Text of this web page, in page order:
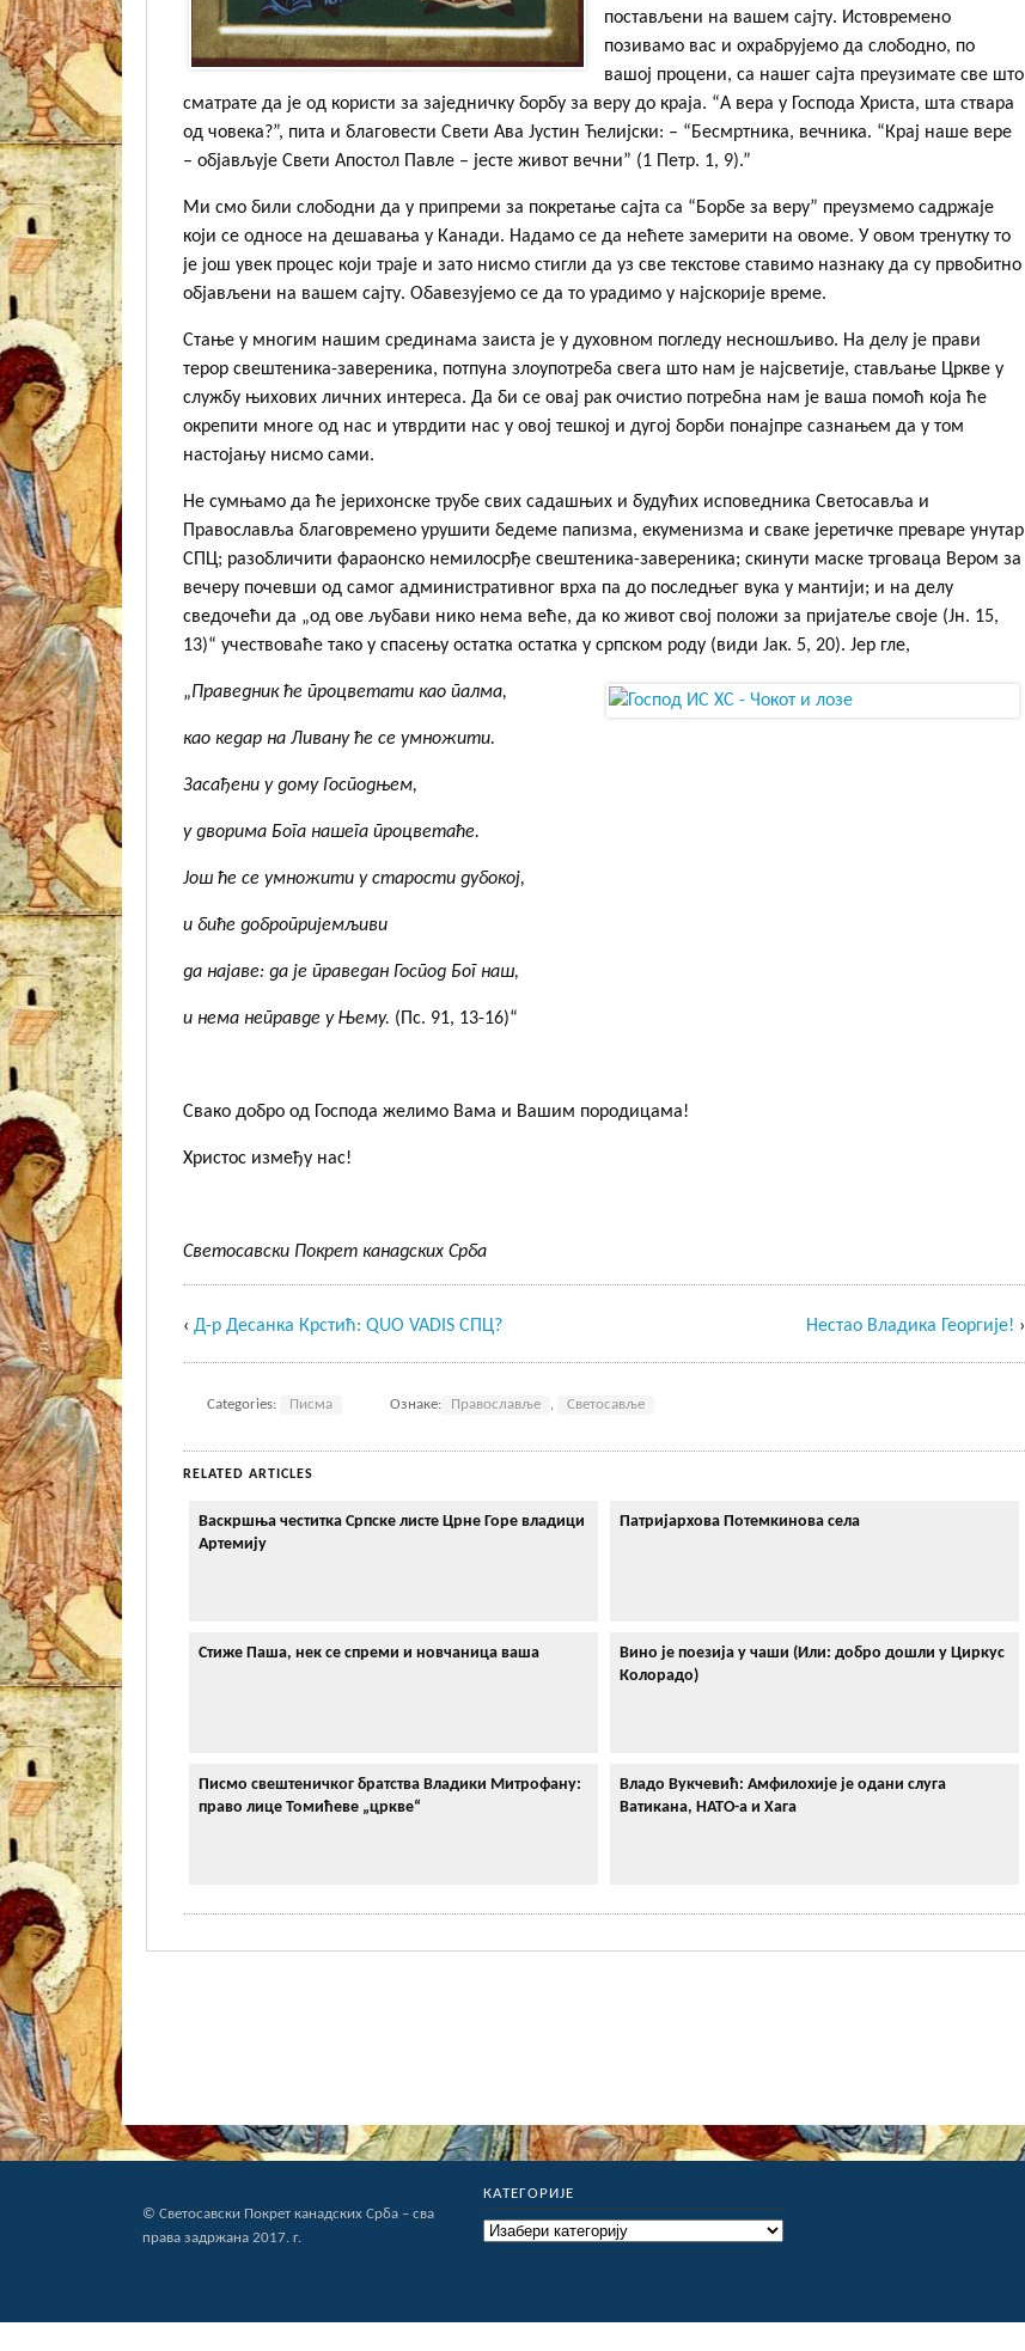
постављени на вашем сајту. Истовремено
позивамо вас и охрабрујемо да слободно, по
вашој процени, са нашег сајта преузимате све што
сматрате да је од користи за заједничку борбу за веру до краја. “А вера у Господа Христа, шта ствара
од човека?”, пита и благовести Свети Ава Јустин Ћелијски: – “Бесмртника, вечника. “Крај наше вере
– објављује Свети Апостол Павле – јесте живот вечни” (1 Петр. 1, 9).”
Ми смо били слободни да у припреми за покретање сајта са “Борбе за веру” преузмемо садржаје
који се односе на дешавања у Канади. Надамо се да нећете замерити на овоме. У овом тренутку то
је још увек процес који траје и зато нисмо стигли да уз све текстове ставимо назнаку да су првобитно
објављени на вашем сајту. Обавезујемо се да то урадимо у најскорије време.
Стање у многим нашим срединама заиста је у духовном погледу несношљиво. На делу је прави
терор свештеника-завереника, потпуна злоупотреба свега што нам је најсветије, стављање Цркве у
службу њихових личних интереса. Да би се овај рак очистио потребна нам је ваша помоћ која ће
окрепити многе од нас и утврдити нас у овој тешкој и дугој борби понајпре сазнањем да у том
настојању нисмо сами.
Не сумњамо да ће јерихонске трубе свих садашњих и будућих исповедника Светосавља и
Православља благовремено урушити бедеме папизма, екуменизма и сваке јеретичке преваре унутар
СПЦ; разобличити фараонско немилосрђе свештеника-завереника; скинути маске трговаца Вером за
вечеру почевши од самог административног врха па до последњег вука у мантији; и на делу
сведочећи да „од ове љубави нико нема веће, да ко живот свој положи за пријатеље своје (Јн. 15,
13)“ учествоваће тако у спасењу остатка остатка у српском роду (види Јак. 5, 20). Јер гле,
„Праведник ће процветати као палма,
као кедар на Ливану ће се умножити.
Засађени у дому Господњем,
у дворима Бога нашега процветаће.
Још ће се умножити у старости дубокој,
и биће добропријемљиви
да најаве: да је праведан Господ Бог наш,
и нема неправде у Њему. (Пс. 91, 13-16)“
Свако добро од Господа желимо Вама и Вашим породицама!
Христос између нас!
Светосавски Покрет канадских Срба
‹ Д-р Десанка Крстић: QUO VADIS СПЦ? Нестао Владика Георгије! ›
Categories: Писма Ознаке: Православље , Светосавље
RELATED ARTICLES
Васкршња честитка Српске листе Црне Горе владици
Артемију
Патријархова Потемкинова села
Стиже Паша, нек се спреми и новчаница ваша
Вино је поезија у чаши (Или: добро дошли у Циркус
Колорадо)
Писмо свештеничког братства Владики Митрофану:
право лице Томићеве „цркве“
Владо Вукчевић: Амфилохије је одани слуга
Ватикана, НАТО-а и Хага
© Светосавски Покрет канадских Срба – сва
права задржана 2017. г.
КАТЕГОРИЈЕ
Категорије